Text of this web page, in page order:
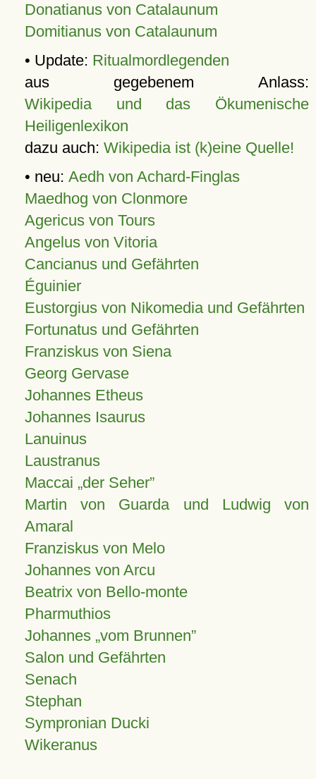
Donatianus von Catalaunum
Domitianus von Catalaunum
• Update: Ritualmordlegenden
aus gegebenem Anlass:
Wikipedia und das Ökumenische
Heiligenlexikon
dazu auch: Wikipedia ist (k)eine Quelle!
• neu: Aedh von Achard-Finglas
Maedhog von Clonmore
Agericus von Tours
Angelus von Vitoria
Cancianus und Gefährten
Éguinier
Eustorgius von Nikomedia und Gefährten
Fortunatus und Gefährten
Franziskus von Siena
Georg Gervase
Johannes Etheus
Johannes Isaurus
Lanuinus
Laustranus
Maccai „der Seher”
Martin von Guarda und Ludwig von
Amaral
Franziskus von Melo
Johannes von Arcu
Beatrix von Bello-monte
Pharmuthios
Johannes vom Brunnen
Salon und Gefährten
Senach
Stephan
Sympronian Ducki
Wikeranus